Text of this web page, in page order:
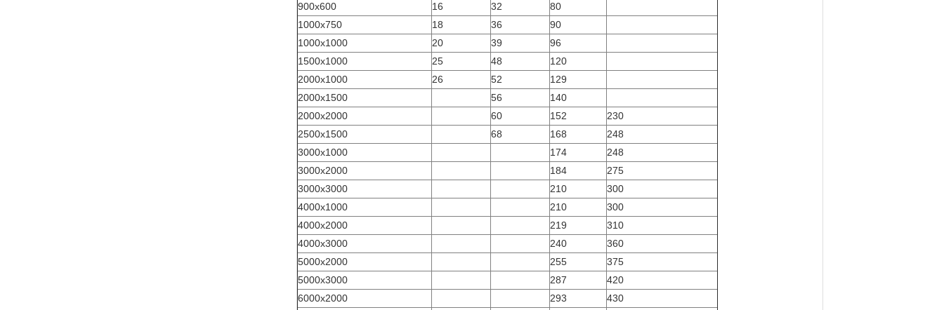
900x600
16 32
80
1000x750
18 36
90
1000x1000
20 39
96
1500x1000
25 48
120
2000x1000
26 52
129
2000x1500
56
140
2000x2000
60 152
230
2500x1500
68 168
248
3000x1000
174
248
3000x2000
184
275
3000x3000
210
300
4000x1000
210
300
4000x2000
219
310
4000x3000
240
360
5000x2000
255
375
5000x3000
287
420
6000x2000
293
430